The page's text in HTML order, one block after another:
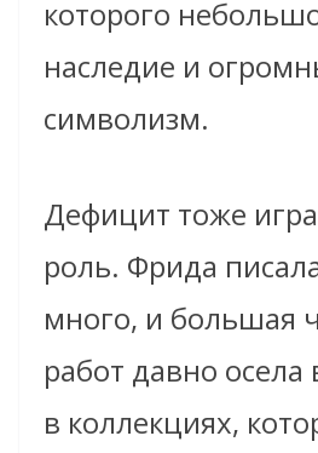
которого
наследие и
символизм.
Дефицит тоже
роль. Фрида
много, и большая
работ давно осела
в коллекциях,